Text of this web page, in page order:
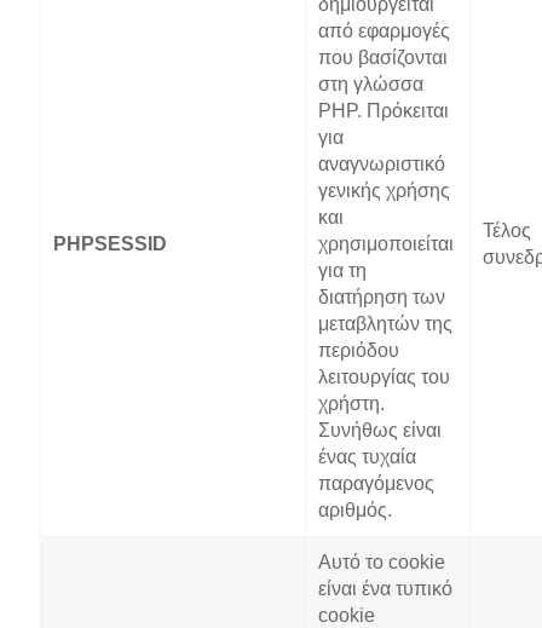
PHPSESSID
δημιουργείται
από εφαρμογές
που βασίζονται
στη γλώσσα
PHP. Πρόκειται
για
αναγνωριστικό
γενικής χρήσης
και
χρησιμοποιείται
για τη
διατήρηση των
μεταβλητών της
περιόδου
λειτουργίας του
χρήστη.
Συνήθως είναι
ένας τυχαία
παραγόμενος
αριθμός.
Τέλος
Αυτό το cookie
είναι ένα τυπικό
cookie